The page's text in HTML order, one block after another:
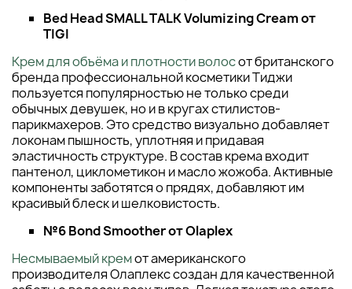
Bed Head SMALL TALK Volumizing Cream от
TIGI
Крем для объёма и плотности волосот британского
бренда профессиональной косметики Тиджи
пользуется популярностью не только среди
обычных девушек, но и в кругах стилистов-
парикмахеров. Это средство визуально добавляет
локонам пышность, уплотняя и придавая
эластичность структуре. В состав крема входит
пантенол, циклометикон и масло жожоба. Активные
компоненты заботятся о прядях, добавляют им
красивый блеск и шелковистость.
№6 Bond Smoother от Olaplex
Несмываемый кремот американского
производителя Олаплекс создан для качественной